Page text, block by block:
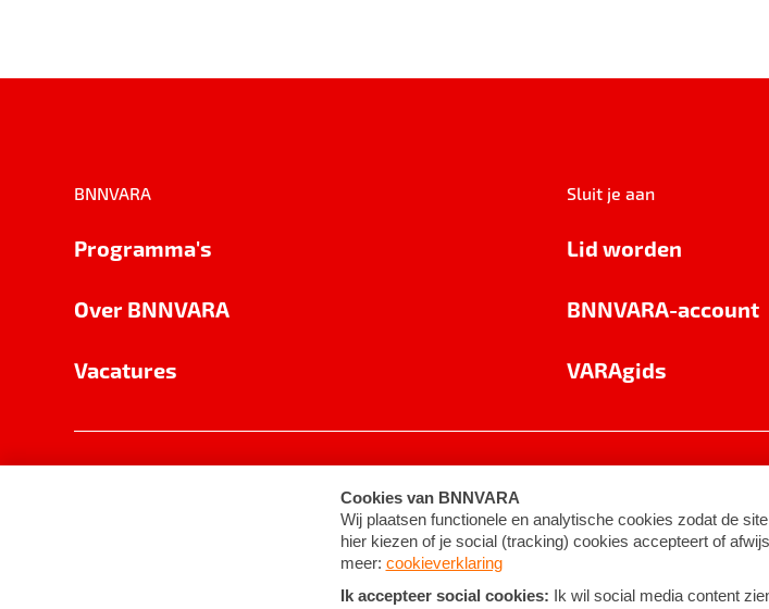
BNNVARA
Programma's
Over BNNVARA
Vacatures
Sluit je aan
Lid worden
BNNVARA-account
VARAgids
Cookie-instellingen Algemene voorwaarden ©2026BNNVARA